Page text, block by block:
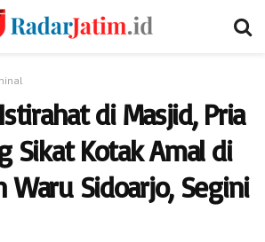
di Masjid, Pria
Sikat Kotak Amal di
Waru Sidoarjo, Segini